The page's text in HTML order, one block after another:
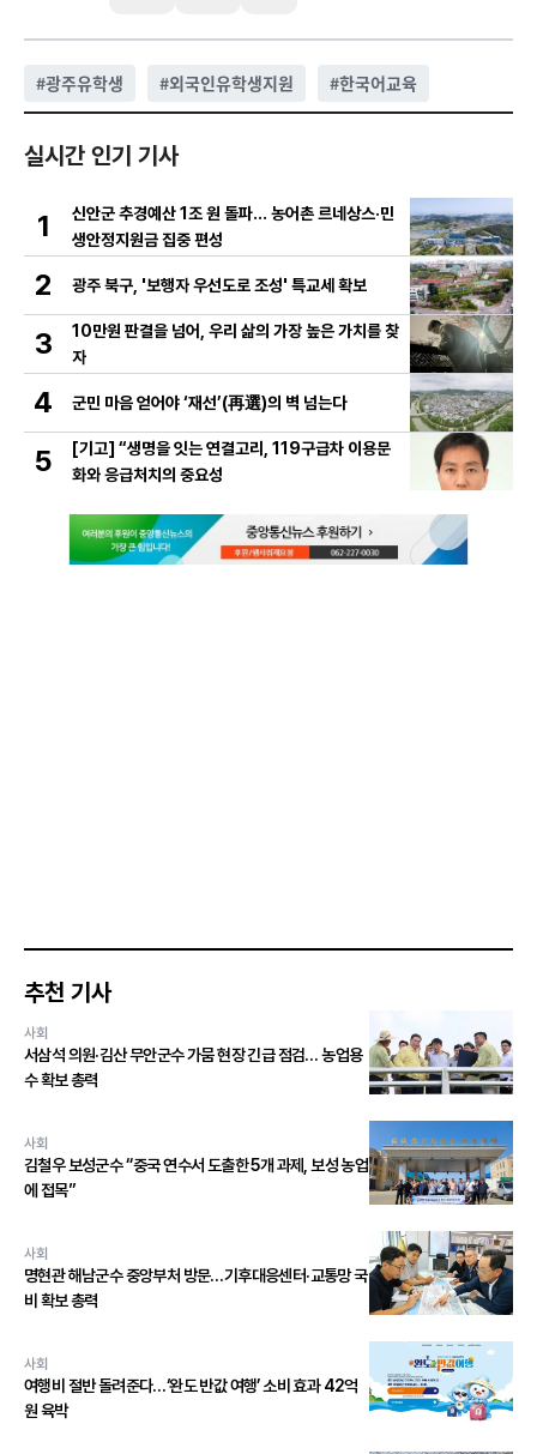
#광주유학생 #외국인유학생지원 #한국어교육
실시간 인기 기사
1
신안군 추경예산 1조 원 돌파… 농어촌 르네상스·민
생안정지원금 집중 편성
2 광주 북구, '보행자 우선도로 조성' 특교세 확보
3
10만원 판결을 넘어, 우리 삶의 가장 높은 가치를 찾
자
4 군민 마음 얻어야 ‘재선’(再選)의 벽 넘는다
5
[기고] “생명을 잇는 연결고리, 119구급차 이용문
화와 응급처치의 중요성
추천 기사
사회
서삼석 의원·김산 무안군수 가뭄 현장 긴급 점검… 농업용
수 확보 총력
사회
김철우 보성군수 “중국 연수서 도출한 5개 과제, 보성 농업
에 접목”
사회
명현관 해남군수 중앙부처 방문…기후대응센터·교통망 국
비 확보 총력
사회
여행비 절반 돌려준다…‘완도 반값 여행’ 소비 효과 42억
원 육박